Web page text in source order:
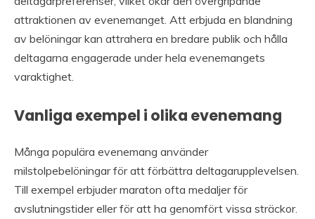
attraktionen av evenemanget. Att erbjuda en blandning
av belöningar kan attrahera en bredare publik och hålla
deltagarna engagerade under hela evenemangets
varaktighet.
Vanliga exempel i olika evenemang
Många populära evenemang använder
milstolpebelöningar för att förbättra deltagarupplevelsen.
Till exempel erbjuder maraton ofta medaljer för
avslutningstider eller för att ha genomfört vissa sträckor.